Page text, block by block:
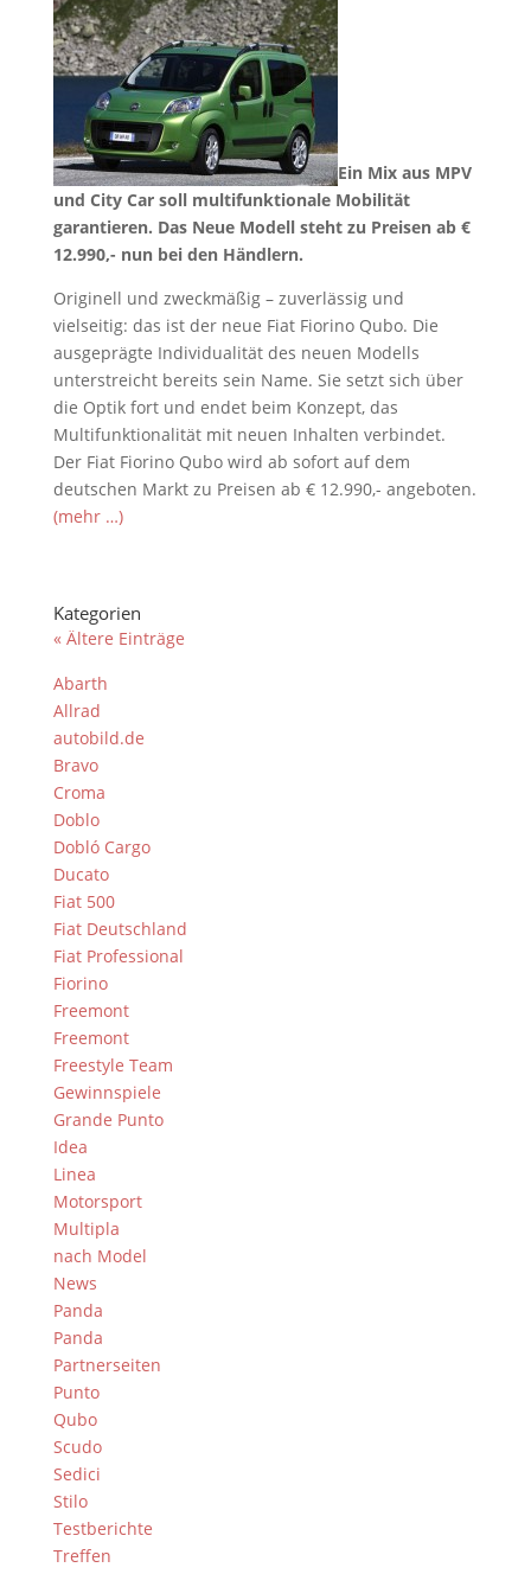
Ein Mix aus MPV
und City Car soll multifunktionale Mobilität
garantieren. Das Neue Modell steht zu Preisen ab €
12.990,- nun bei den Händlern.
Originell und zweckmäßig – zuverlässig und
vielseitig: das ist der neue Fiat Fiorino Qubo. Die
ausgeprägte Individualität des neuen Modells
unterstreicht bereits sein Name. Sie setzt sich über
die Optik fort und endet beim Konzept, das
Multifunktionalität mit neuen Inhalten verbindet.
Der Fiat Fiorino Qubo wird ab sofort auf dem
deutschen Markt zu Preisen ab € 12.990,- angeboten.
(mehr …)
« Ältere Einträge
Kategorien
Abarth
Allrad
autobild.de
Bravo
Croma
Doblo
Dobló Cargo
Ducato
Fiat 500
Fiat Deutschland
Fiat Professional
Fiorino
Freemont
Freemont
Freestyle Team
Gewinnspiele
Grande Punto
Idea
Linea
Motorsport
Multipla
nach Model
News
Panda
Panda
Partnerseiten
Punto
Qubo
Scudo
Sedici
Stilo
Testberichte
Treffen